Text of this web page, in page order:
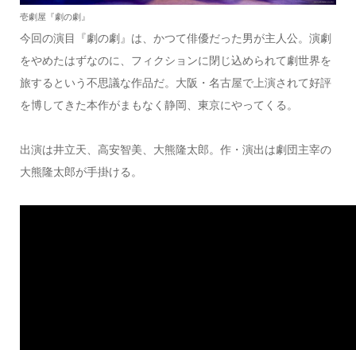
壱劇屋『劇の劇』
今回の演目『劇の劇』は、かつて俳優だった男が主人公。演劇
をやめたはずなのに、フィクションに閉じ込められて劇世界を
旅するという不思議な作品だ。大阪・名古屋で上演されて好評
を博してきた本作がまもなく静岡、東京にやってくる。
出演は井立天、高安智美、大熊隆太郎。作・演出は劇団主宰の
大熊隆太郎が手掛ける。